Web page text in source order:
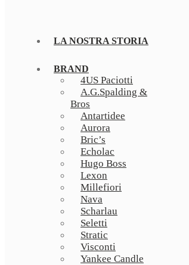
LA NOSTRA STORIA
BRAND
4US Paciotti
A.G.Spalding &
Bros
Antartidee
Aurora
Bric’s
Echolac
Hugo Boss
Lexon
Millefiori
Nava
Scharlau
Seletti
Stratic
Visconti
Yankee Candle